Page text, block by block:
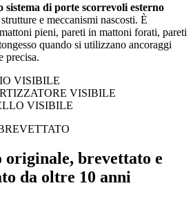
di porte scorrevoli esterno
e meccanismi nascosti. È
pieni, pareti in mattoni forati, pareti
quando si utilizzano ancoraggi
precisa.
VISIBILE
VISIBILE
VISIBILE
originale, brevettato e
da oltre 10 anni